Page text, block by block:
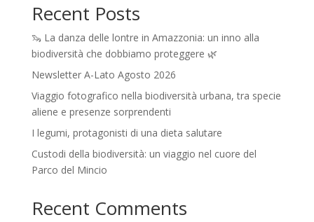
Recent Posts
🦦 La danza delle lontre in Amazzonia: un inno alla
biodiversità che dobbiamo proteggere 🌿
Newsletter A-Lato Agosto 2026
Viaggio fotografico nella biodiversità urbana, tra specie
aliene e presenze sorprendenti
I legumi, protagonisti di una dieta salutare
Custodi della biodiversità: un viaggio nel cuore del
Parco del Mincio
Recent Comments